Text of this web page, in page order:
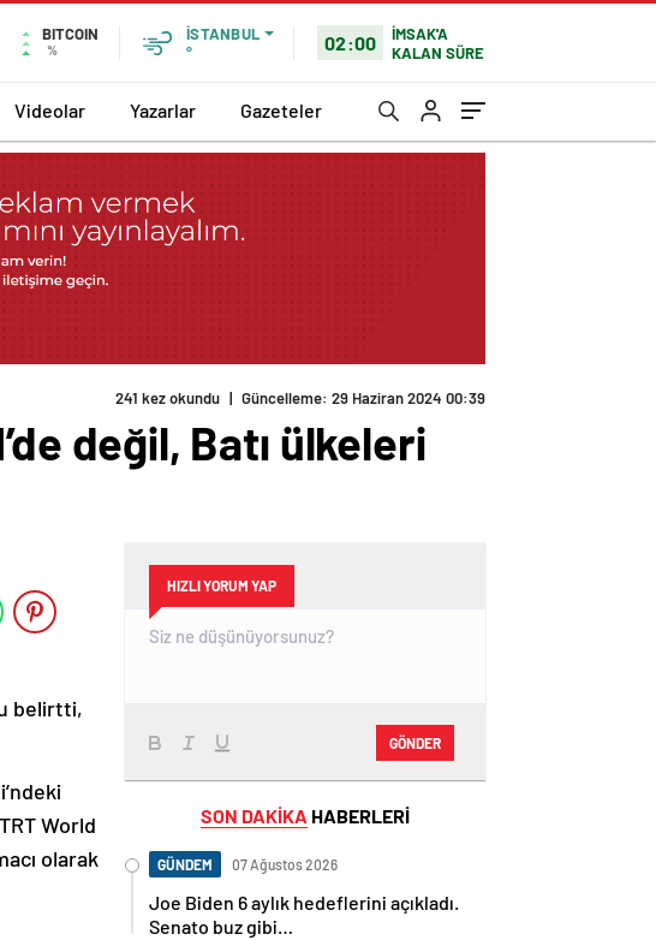
BITCOIN
%
İSTANBUL
°
02:00
İMSAK'A
KALAN SÜRE
Videolar Yazarlar Gazeteler
241 kez okundu | Güncelleme: 29 Haziran 2024 00:39
değil, Batı ülkeleri
belirtti,
World
olarak
HIZLI YORUM YAP
GÖNDER
SON DAKİKA HABERLERİ
GÜNDEM 07 Ağustos 2026
Joe Biden 6 aylık hedeflerini açıkladı.
Senato buz gibi…